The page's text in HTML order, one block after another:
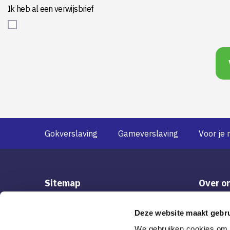
Deze website maakt
Ik heb al een verwijsbrief
Gokverslaving Gameverslaving Voor je
Sitemap Over